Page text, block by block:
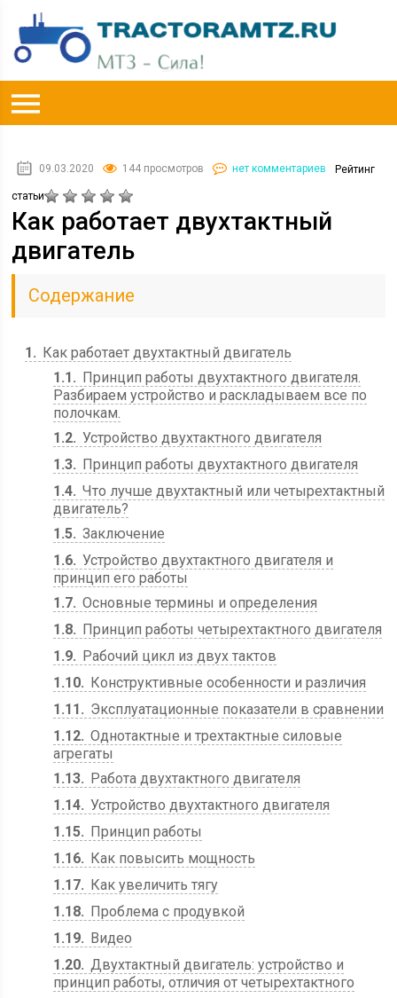
09.03.2020 144 просмотров нет комментариев Рейтинг
статьи
Как работает двухтактный
двигатель
Содержание
1
Как работает двухтактный двигатель
1.1
Принцип работы двухтактного двигателя.
Разбираем устройство и раскладываем все по
полочкам.
1.2 Устройство двухтактного двигателя
1.3
Принцип работы двухтактного двигателя
1.4 Что лучше двухтактный или четырехтактный
двигатель?
1.5 Заключение
1.6 Устройство двухтактного двигателя и
принцип его работы
1.7 Основные термины и определения
1.8
Принцип работы четырехтактного двигателя
1.9
Рабочий цикл из двух тактов
1.10
Конструктивные особенности и различия
1.11
Эксплуатационные показатели в сравнении
1.12 Однотактные и трехтактные силовые
агрегаты
1.13
Работа двухтактного двигателя
1.14 Устройство двухтактного двигателя
1.15
Принцип работы
1.16
Как повысить мощность
1.17
Как увеличить тягу
1.18
Проблема с продувкой
1.19
Видео
1.20 Двухтактный двигатель: устройство и
принцип работы, отличия от четырехтактного